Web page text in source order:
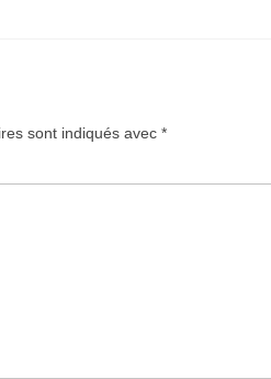
sont indiqués avec *